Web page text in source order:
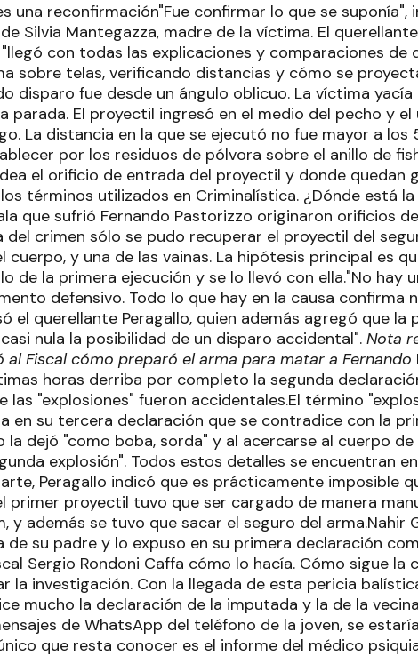
una reconfirmación"Fue confirmar lo que se suponía",
Silvia Mantegazza, madre de la víctima. El
con todas las explicaciones y comparaciones de
sobre telas, verificando distancias y cómo se
disparo fue desde un ángulo oblicuo. La víctima yacía
parada. El proyectil ingresó en el medio del pecho y
La distancia en la que se ejecutó no fue mayor a
por los residuos de pólvora sobre el anillo de
el orificio de entrada del proyectil y donde quedan
términos utilizados en Criminalística. ¿Dónde está la
que sufrió Fernando Pastorizzo originaron orificios
del crimen sólo se pudo recuperar el proyectil del
cuerpo, y una de las vainas. La hipótesis principal es
de la primera ejecución y se lo llevó con ella."No hay
defensivo. Todo lo que hay en la causa confirma
el querellante Peragallo, quien además agregó que la
nula la posibilidad de un disparo accidental". Nota
al Fiscal cómo preparó el arma para matar a Fernando
horas derriba por completo la segunda
"explosiones" fueron accidentales.El término
en su tercera declaración que se contradice con la
la dejó "como boba, sorda" y al acercarse al cuerpo de
explosión". Todos estos detalles se encuentran
Peragallo indicó que es prácticamente imposible
primer proyectil tuvo que ser cargado de manera
y además se tuvo que sacar el seguro del arma.Nahir
de su padre y lo expuso en su primera declaración
Sergio Rondoni Caffa cómo lo hacía. Cómo sigue la
la investigación. Con la llegada de esta pericia
mucho la declaración de la imputada y la de la
de WhatsApp del teléfono de la joven, se
que resta conocer es el informe del médico